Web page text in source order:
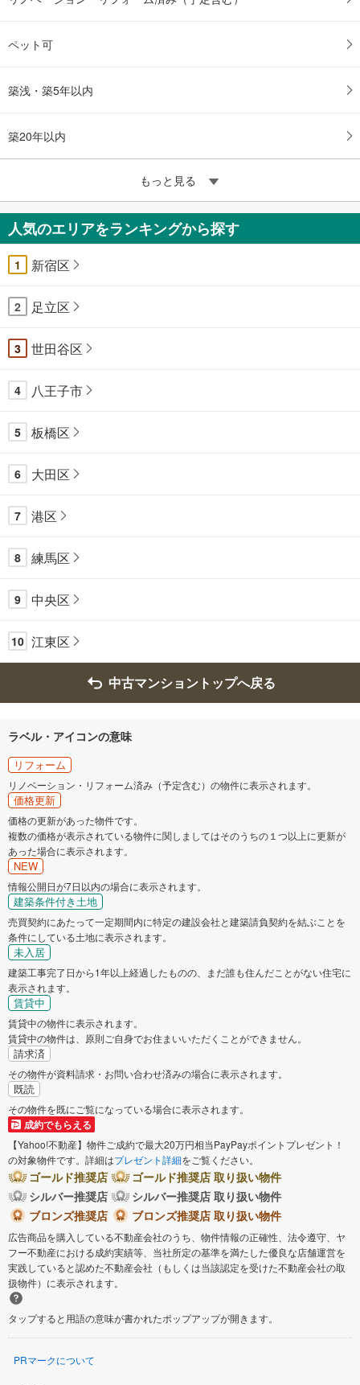
ペット可
築浅・築5年以内
築20年以内
もっと見る
人気のエリアをランキングから探す
1 新宿区
2 足立区
3 世田谷区
4 八王子市
5 板橋区
6 大田区
7 港区
8 練馬区
9 中央区
10 江東区
中古マンショントップへ戻る
ラベル・アイコンの意味
リフォーム
リノベーション・リフォーム済み（予定含む）の物件に表示されます。
価格更新
価格の更新があった物件です。
複数の価格が表示されている物件に関しましてはそのうちの１つ以上に更新が
あった場合に表示されます。
NEW
情報公開日が7日以内の場合に表示されます。
建築条件付き土地
売買契約にあたって一定期間内に特定の建設会社と建築請負契約を結ぶことを
条件にしている土地に表示されます。
未入居
建築工事完了日から1年以上経過したものの、まだ誰も住んだことがない住宅に
表示されます。
賃貸中
賃貸中の物件に表示されます。
賃貸中の物件は、原則ご自身でお住まいいただくことができません。
請求済
その物件が資料請求・お問い合わせ済みの場合に表示されます。
既読
その物件を既にご覧になっている場合に表示されます。
成約でもらえる
【Yahoo!不動産】物件ご成約で最大20万円相当PayPayポイントプレゼント！
の対象物件です。詳細はプレゼント詳細をご覧ください。
ゴールド推奨店
ゴールド推奨店 取り扱い物件
シルバー推奨店
シルバー推奨店 取り扱い物件
ブロンズ推奨店
ブロンズ推奨店 取り扱い物件
広告商品を購入している不動産会社のうち、物件情報の正確性、法令遵守、ヤ
フー不動産における成約実績等、当社所定の基準を満たした優良な店舗運営を
実践していると認めた不動産会社（もしくは当該認定を受けた不動産会社の取
扱物件）に表示されます。
タップすると用語の意味が書かれたポップアップが開きます。
PRマークについて